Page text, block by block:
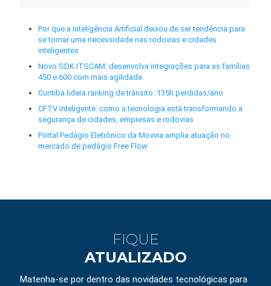
Por que a Inteligência Artificial deixou de ser tendência para
se tornar uma necessidade nas rodovias e cidades
inteligentes
Novo SDK ITSCAM: desenvolva integrações para as famílias
450 e 600 com mais agilidade
Curitiba lidera ranking de trânsito: 135h perdidas/ano
CFTV inteligente: como a tecnologia está transformando a
segurança de cidades, empresas e rodovias
Portal Pedágio Eletrônico da Movvia amplia atuação no
mercado de pedágio Free Flow
FIQUE
ATUALIZADO
Matenha-se por dentro das novidades tecnológicas para